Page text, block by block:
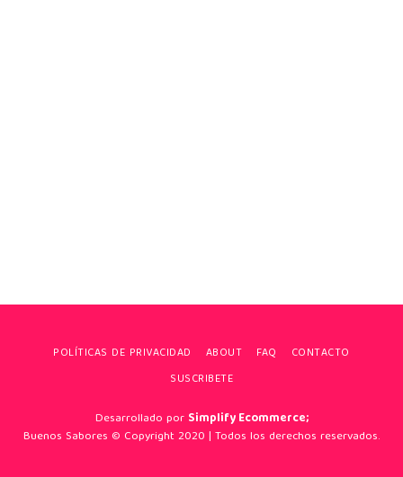
POLÍTICAS DE PRIVACIDAD ABOUT FAQ
CONTACTO
SUSCRIBETE
Desarrollado por Simplify Ecommerce;
Buenos Sabores © Copyright 2020 | Todos los derechos reservados.